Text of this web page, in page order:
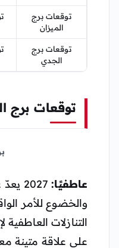
توقعات برج
الميزان
توقعات برج
الجدي
توقعات برج
عاطفيًا:
2027
والخضوع للأمر
التنازلات
على علاقة متينة